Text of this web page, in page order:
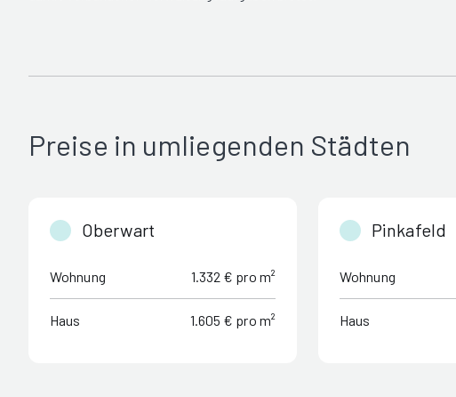
Preise in umliegenden Städten
Oberwart
Wohnung 1.332 € pro m²
Haus 1.605 € pro m²
Pinkafeld
Wohnung
Haus